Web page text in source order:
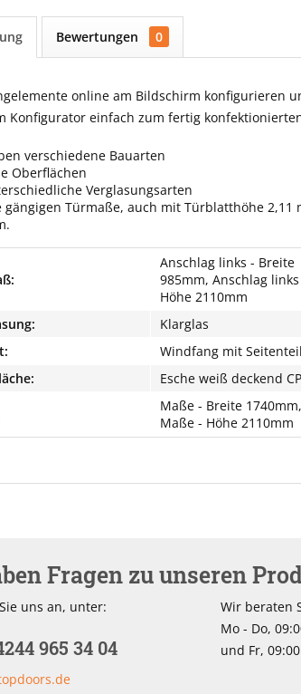
Bewertungen 0
online am Bildschirm konfigurieren
Konfigurator einfach zum fertig
verschiedene Bauarten
Oberflächen
Verglasungsarten
gängigen Türmaße, auch mit Türblatthöhe 2,11
Anschlag links - Breite
985mm, Anschlag links
Höhe 2110mm
Klarglas
Windfang mit
Esche weiß deckend
Maße - Breite 1740mm,
Maße - Höhe 2110mm
Fragen zu unseren
uns an, unter:
965 34 04
Wir beraten
Mo - Do,
und Fr,